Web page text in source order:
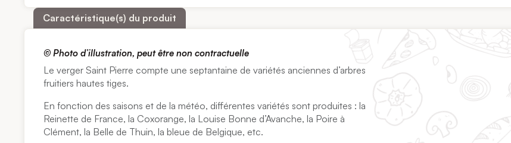
Caractéristique(s) du produit
© Photo d’illustration, peut être non contractuelle
Le verger Saint Pierre compte une septantaine de variétés anciennes d’arbres
fruitiers hautes tiges.
En fonction des saisons et de la météo, différentes variétés sont produites : la
Reinette de France, la Coxorange, la Louise Bonne d’Avanche, la Poire à
Clément, la Belle de Thuin, la bleue de Belgique, etc.